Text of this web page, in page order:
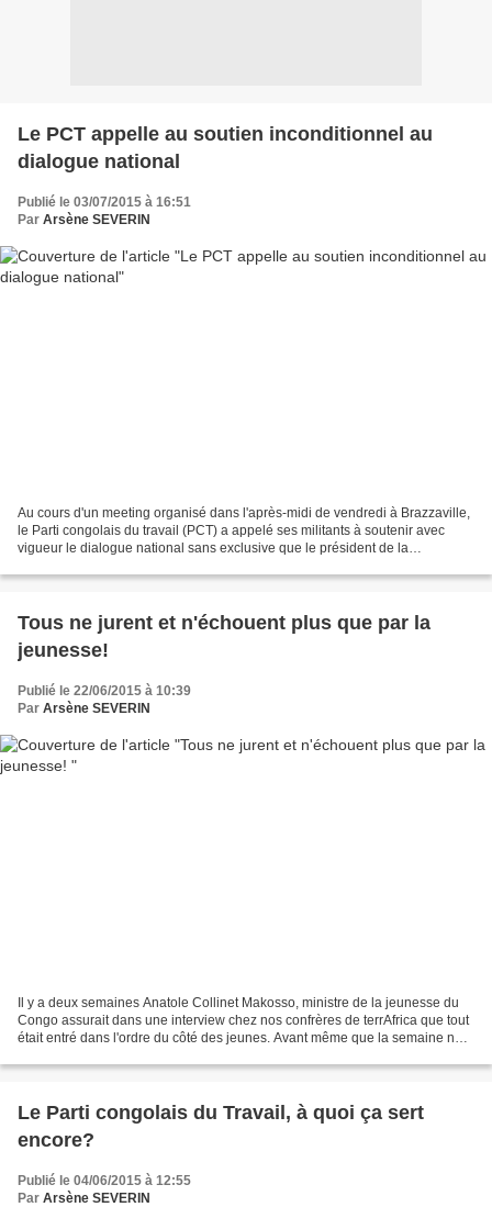
Le PCT appelle au soutien inconditionnel au
dialogue national
Publié le 03/07/2015 à 16:51
Par Arsène SEVERIN
Au cours d'un meeting organisé dans l'après-midi de vendredi à Brazzaville,
le Parti congolais du travail (PCT) a appelé ses militants à soutenir avec
vigueur le dialogue national sans exclusive que le président de la
Tous ne jurent et n'échouent plus que par la
jeunesse!
Publié le 22/06/2015 à 10:39
Par Arsène SEVERIN
Il y a deux semaines Anatole Collinet Makosso, ministre de la jeunesse du
Congo assurait dans une interview chez nos confrères de terrAfrica que tout
était entré dans l'ordre du côté des jeunes. Avant même que la semaine ne
Le Parti congolais du Travail, à quoi ça sert
encore?
Publié le 04/06/2015 à 12:55
Par Arsène SEVERIN